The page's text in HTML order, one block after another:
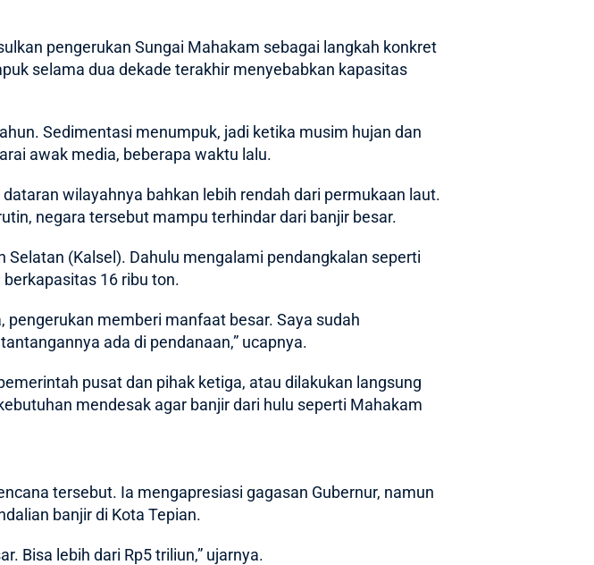
pengerukan Sungai Mahakam sebagai langkah konkret
selama dua dekade terakhir menyebabkan kapasitas
Sedimentasi menumpuk, jadi ketika musim hujan dan
awak media, beberapa waktu lalu.
wilayahnya bahkan lebih rendah dari permukaan laut.
negara tersebut mampu terhindar dari banjir besar.
(Kalsel). Dahulu mengalami pendangkalan seperti
16 ribu ton.
pengerukan memberi manfaat besar. Saya sudah
ada di pendanaan,” ucapnya.
pusat dan pihak ketiga, atau dilakukan langsung
mendesak agar banjir dari hulu seperti Mahakam
tersebut. Ia mengapresiasi gagasan Gubernur, namun
banjir di Kota Tepian.
Bisa lebih dari Rp5 triliun,” ujarnya.